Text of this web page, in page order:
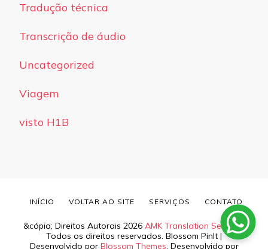
Tradução técnica
Transcrição de áudio
Uncategorized
Viagem
visto H1B
&cópia; Direitos Autorais 2026 AMK Translation Services.
Todos os direitos reservados. Blossom PinIt |
Desenvolvido por Blossom Themes. Desenvolvido por
INÍCIO VOLTAR AO SITE SERVIÇOS CONTATO